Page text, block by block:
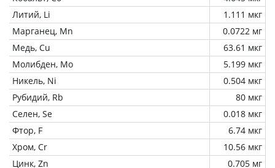
Литий, Li
1.111 мкг
Марганец, Mn
0.0722 мг
Медь, Cu
63.61 мкг
Молибден, Mo
5.199 мкг
Никель, Ni
0.504 мкг
Рубидий, Rb
80 мкг
Селен, Se
0.018 мкг
Фтор, F
6.74 мкг
Хром, Cr
10.56 мкг
Цинк, Zn
0.705 мг